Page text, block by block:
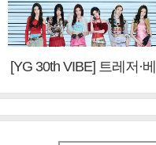
[YG 30th VIBE] 트레저·베